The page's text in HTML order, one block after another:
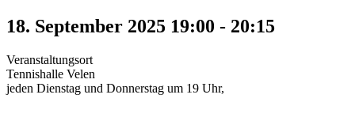
18. September 2025 19:00 - 20:15
Veranstaltungsort
Tennishalle Velen
jeden Dienstag und Donnerstag um 19 Uhr,